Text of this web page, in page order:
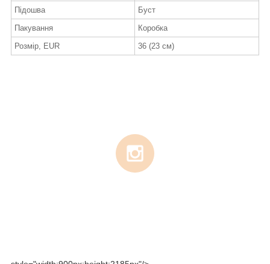
Підошва
Буст
Пакування
Коробка
Розмір, EUR
36 (23 см)